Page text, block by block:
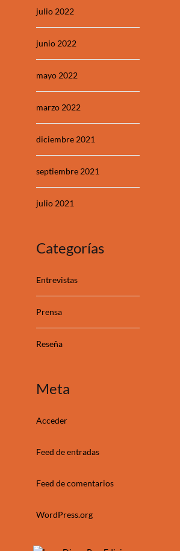
julio 2022
junio 2022
mayo 2022
marzo 2022
diciembre 2021
septiembre 2021
julio 2021
Categorías
Entrevistas
Prensa
Reseña
Meta
Acceder
Feed de entradas
Feed de comentarios
WordPress.org